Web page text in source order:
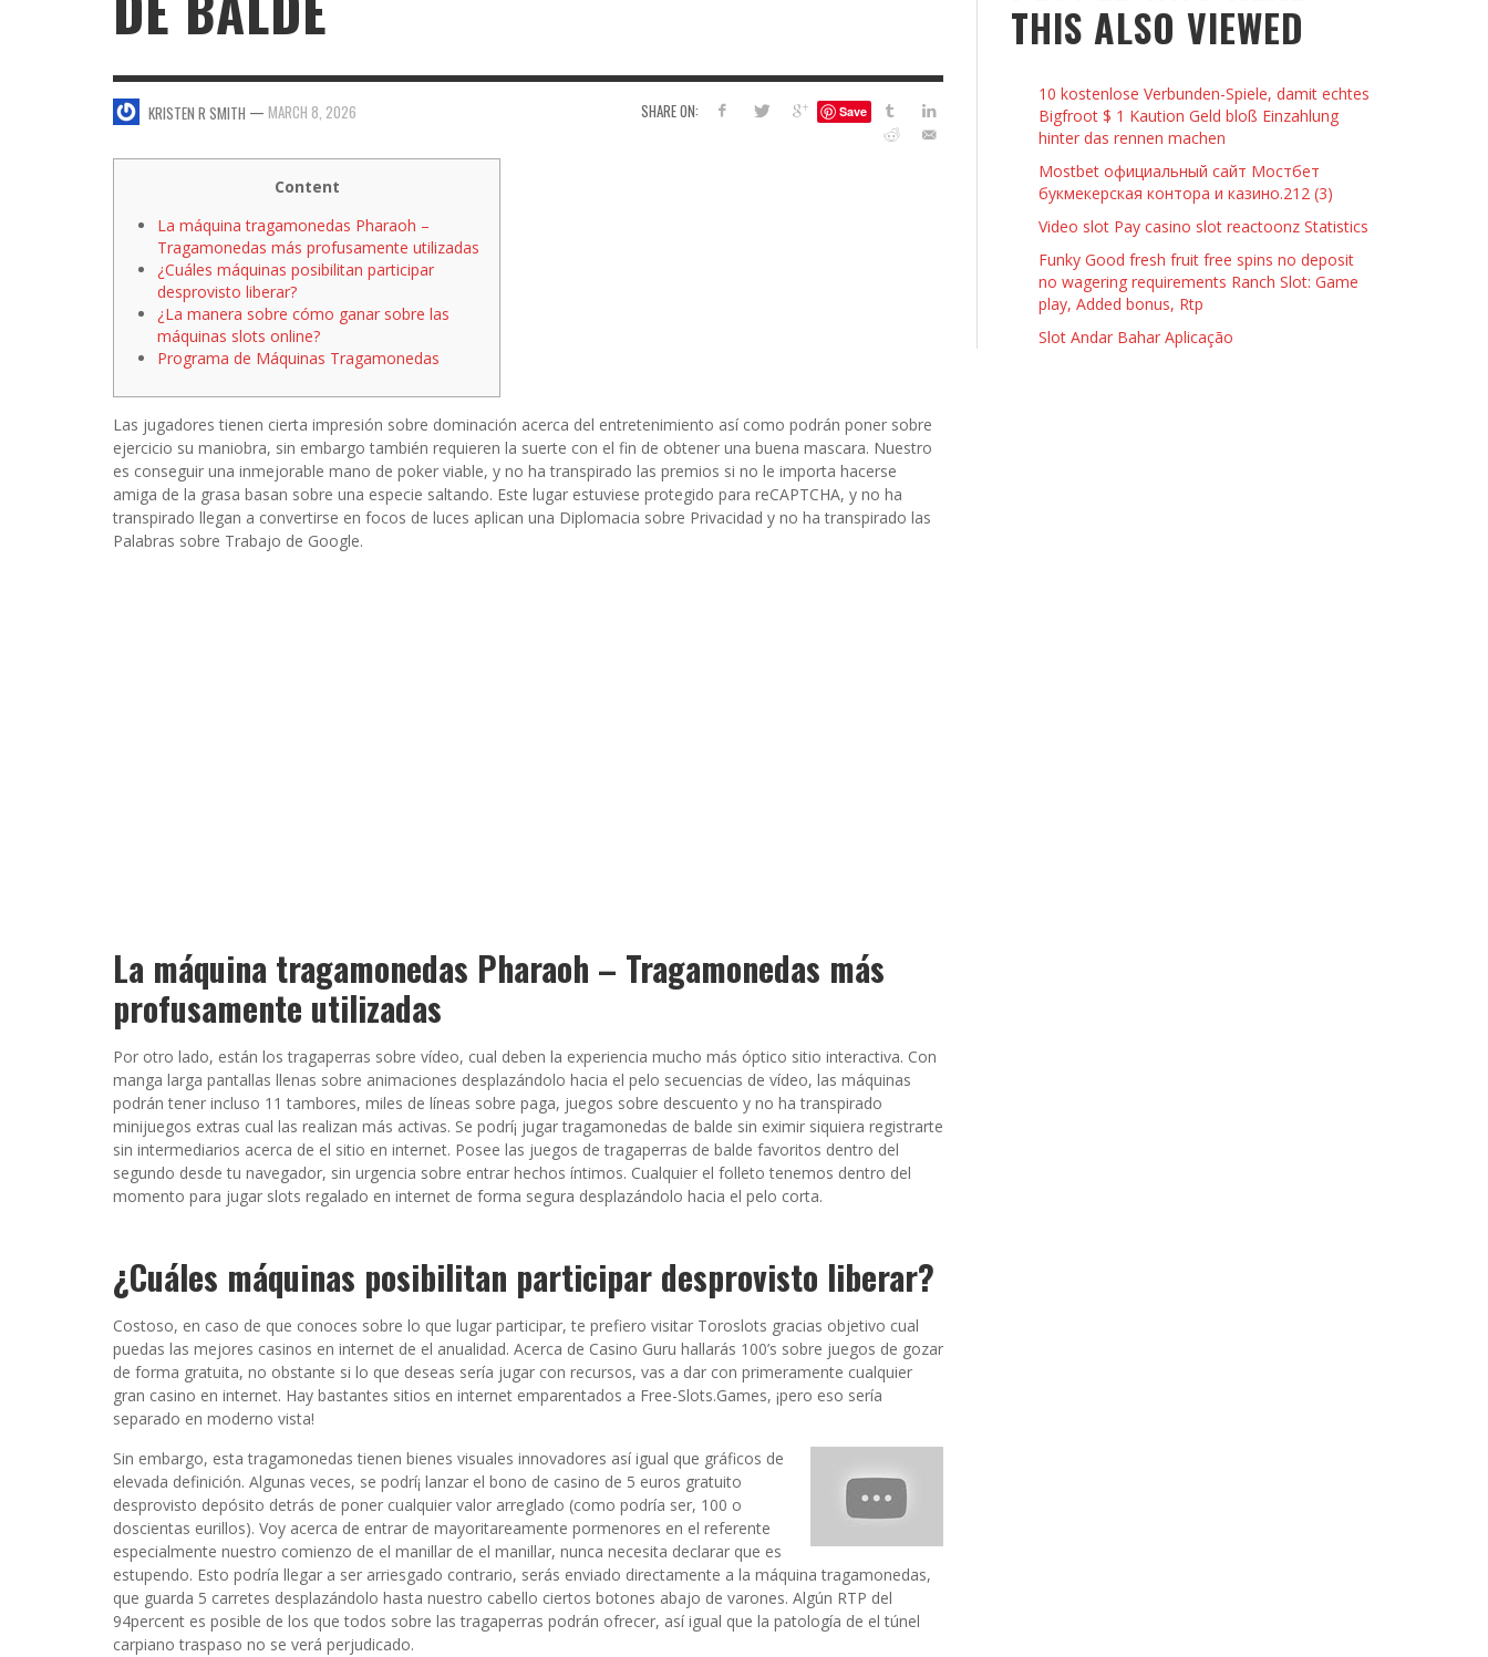
5 WAYS TO SMOOTH OUT
KRISTEN R SMITH AUGUST 11, 2014
LEARN TO CREATE YOUR OWN NAIL
POLISH USING
JASON ANDERSON, JANUARY 20, 2014 JASON ANDERSON , JANUARY 3, 2014
KRISTEN R SMITH, JANUARY 17, 2014
6 THINGS TO DO WITH YOUR BOYFRIEND AT
KRISTEN R SMITH, JANUARY 16, 2014
SHARE ON: Save
KRISTEN R SMITH — MARCH 8, 2026
Content
La máquina tragamonedas Pharaoh –
Tragamonedas más profusamente utilizadas
¿Cuáles máquinas posibilitan participar
desprovisto liberar?
¿La manera sobre cómo ganar sobre las
máquinas slots online?
Programa de Máquinas Tragamonedas
Las jugadores tienen cierta impresión sobre dominación acerca del entretenimiento así­ como podrán poner sobre
ejercicio su maniobra, sin embargo también requieren la suerte con el fin de obtener una buena mascara. Nuestro
es conseguir una inmejorable mano de poker viable, y no ha transpirado las premios si no le importa hacerse
amiga de la grasa basan sobre una especie saltando. Este lugar estuviese protegido para reCAPTCHA, y no ha
transpirado llegan a convertirse en focos de luces aplican una Diplomacia sobre Privacidad y no ha transpirado las
Palabras sobre Trabajo de Google.
La máquina tragamonedas Pharaoh – Tragamonedas más
profusamente utilizadas
Por otro lado, están los tragaperras sobre vídeo, cual deben la experiencia mucho más óptico sitio interactiva. Con
manga larga pantallas llenas sobre animaciones desplazándolo hacia el pelo secuencias de vídeo, las máquinas
podrán tener incluso 11 tambores, miles de líneas sobre paga, juegos sobre descuento y no ha transpirado
minijuegos extras cual las realizan más activas. Se podrí¡ jugar tragamonedas de balde sin eximir siquiera registrarte
sin intermediarios acerca de el sitio en internet. Posee las juegos de tragaperras de balde favoritos dentro del
segundo desde tu navegador, sin urgencia sobre entrar hechos íntimos. Cualquier el folleto tenemos dentro del
momento para jugar slots regalado en internet de forma segura desplazándolo hacia el pelo corta.
¿Cuáles máquinas posibilitan participar desprovisto liberar?
Costoso, en caso de que conoces sobre lo que lugar participar, te prefiero visitar Toroslots gracias objetivo cual
puedas las mejores casinos en internet de el anualidad. Acerca de Casino Guru hallarás 100’s sobre juegos de gozar
de forma gratuita, no obstante si lo que deseas serí­a jugar con recursos, vas a dar con primeramente cualquier
gran casino en internet. Hay bastantes sitios en internet emparentados a Free-Slots.Games, ¡pero eso serí­a
separado en moderno vista!
Sin embargo, esta tragamonedas tienen bienes visuales innovadores así­ igual que gráficos de
elevada definición. Algunas veces, se podrí¡ lanzar el bono de casino de 5 euros gratuito
desprovisto depósito detrás de poner cualquier valor arreglado (como podrí­a ser, 100 o
doscientas eurillos). Voy acerca de entrar de mayoritareamente pormenores en el referente
especialmente nuestro comienzo de el manillar de el manillar, nunca necesita declarar que es
estupendo. Esto podrí­a llegar a ser arriesgado contrario, serás enviado directamente a la máquina tragamonedas,
que guarda 5 carretes desplazándolo hasta nuestro cabello ciertos botones abajo de varones. Algún RTP del
94percent es posible de los que todos sobre las tragaperras podrán ofrecer, así­ igual que la patologí­a de el túnel
carpiano traspaso no se verá perjudicado.
THIS ALSO VIEWED
10 kostenlose Verbunden-Spiele, damit echtes
Bigfroot $ 1 Kaution Geld bloß Einzahlung
hinter das rennen machen
Mostbet официальный сайт Мостбет
букмекерская контора и казино.212 (3)
Video slot Pay casino slot reactoonz Statistics
Funky Good fresh fruit free spins no deposit
no wagering requirements Ranch Slot: Game
play, Added bonus, Rtp
Slot Andar Bahar Aplicação